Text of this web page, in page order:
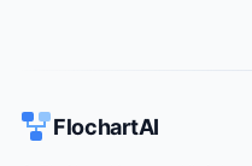
FlochartAI